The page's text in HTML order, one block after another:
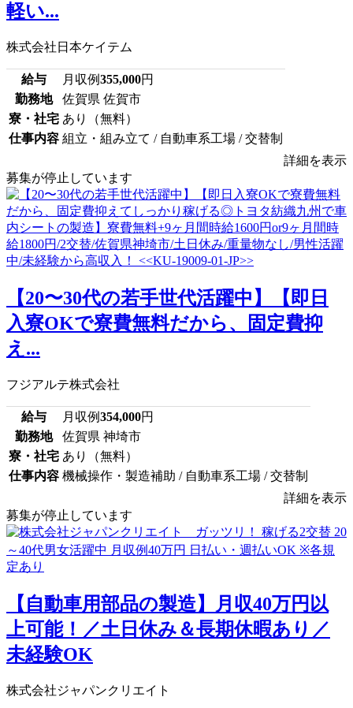
軽い...
株式会社日本ケイテム
給与 月収例355,000円
勤務地
佐賀県 佐賀市
寮・社宅 あり（無料）
仕事内容 組立・組み立て / 自動車系工場 / 交替制
詳細を表示
募集が停止しています
【20〜30代の若手世代活躍中】【即日
入寮OKで寮費無料だから、固定費抑
え...
フジアルテ株式会社
給与 月収例354,000円
勤務地
佐賀県 神埼市
寮・社宅 あり（無料）
仕事内容 機械操作・製造補助 / 自動車系工場 / 交替制
詳細を表示
募集が停止しています
【自動車用部品の製造】月収40万円以
上可能！／土日休み＆長期休暇あり／
未経験OK
株式会社ジャパンクリエイト